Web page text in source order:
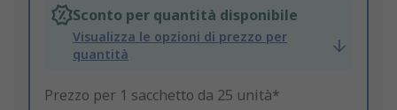
Sconto per quantità disponibile
Visualizza le opzioni di prezzo per
quantità
Prezzo per 1 sacchetto da 25 unità*